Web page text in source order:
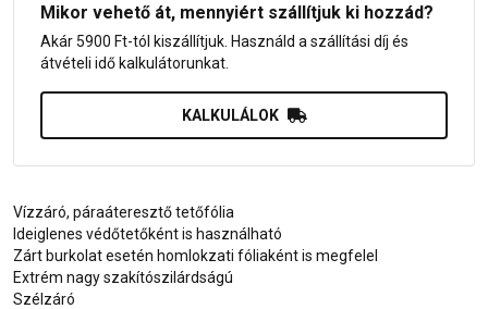
Mikor vehető át, mennyiért szállítjuk ki hozzád?
Akár 5900 Ft-tól kiszállítjuk. Használd a szállítási díj és
átvételi idő kalkulátorunkat.
KALKULÁLOK
Vízzáró, páraáteresztő tetőfólia
Ideiglenes védőtetőként is használható
Zárt burkolat esetén homlokzati fóliaként is megfelel
Extrém nagy szakítószilárdságú
Szélzáró